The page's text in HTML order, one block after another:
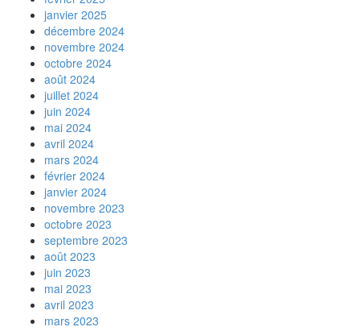
janvier 2025
décembre 2024
novembre 2024
octobre 2024
août 2024
juillet 2024
juin 2024
mai 2024
avril 2024
mars 2024
février 2024
janvier 2024
novembre 2023
octobre 2023
septembre 2023
août 2023
juin 2023
mai 2023
avril 2023
mars 2023